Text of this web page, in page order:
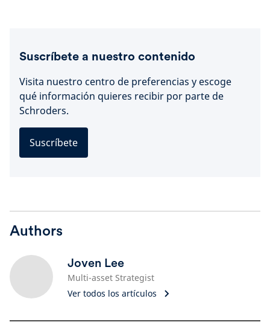
Suscríbete a nuestro contenido
Visita nuestro centro de preferencias y escoge
qué información quieres recibir por parte de
Schroders.
Suscríbete
Authors
Joven Lee
Multi-asset Strategist
Ver todos los artículos